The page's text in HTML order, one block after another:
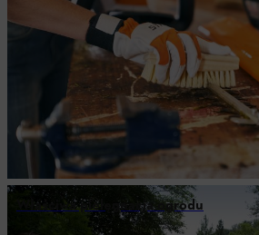
Właściwa pielęgnacja ogrodu